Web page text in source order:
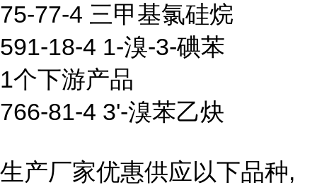
75-77-4 三甲基氯硅烷
591-18-4 1-溴-3-碘苯
1个下游产品
766-81-4 3'-溴苯乙炔
生产厂家优惠供应以下品种,